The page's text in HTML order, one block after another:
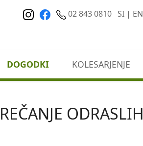
02 843 0810 SI | EN
DOGODKI KOLESARJENJE
ODRASLIH